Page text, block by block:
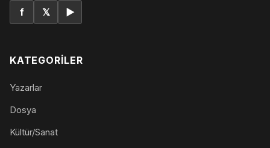
f 𝕏 ▶
KATEGORILER
Yazarlar
Dosya
Kültür/Sanat